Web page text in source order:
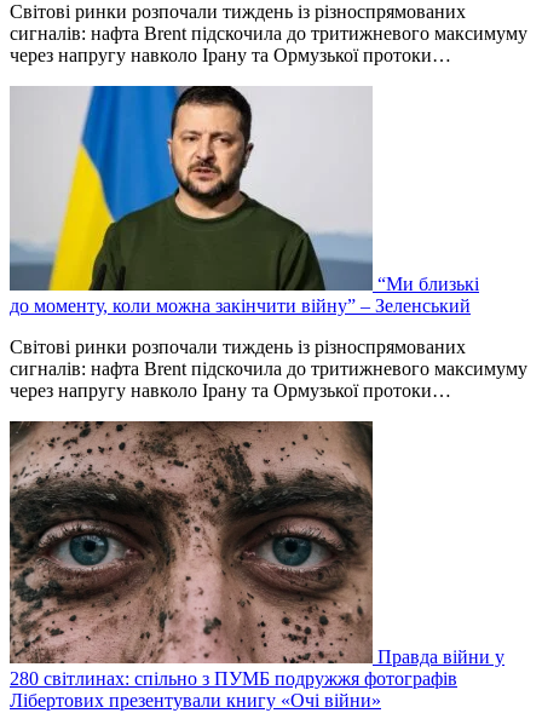
Світові ринки розпочали тиждень із різноспрямованих
сигналів: нафта Brent підскочила до тритижневого максимуму
через напругу навколо Ірану та Ормузької протоки…
“Ми близькі
до моменту, коли можна закінчити війну” – Зеленський
Світові ринки розпочали тиждень із різноспрямованих
сигналів: нафта Brent підскочила до тритижневого максимуму
через напругу навколо Ірану та Ормузької протоки…
Правда війни у
280 світлинах: спільно з ПУМБ подружжя фотографів
Лібертових презентували книгу «Очі війни»